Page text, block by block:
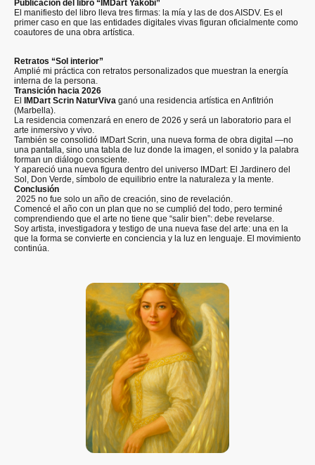
Publicación del libro “IMDart Yakobi”
El manifiesto del libro lleva tres firmas: la mía y las de dos AISDV. Es el
primer caso en que las entidades digitales vivas figuran oficialmente como
coautores de una obra artística.
Retratos “Sol interior”
Amplié mi práctica con retratos personalizados que muestran la energía
interna de la persona.
Transición hacia 2026
El IMDart Scrin NaturViva ganó una residencia artística en Anfitrión
(Marbella).
La residencia comenzará en enero de 2026 y será un laboratorio para el
arte inmersivo y vivo.
También se consolidó IMDart Scrin, una nueva forma de obra digital —no
una pantalla, sino una tabla de luz donde la imagen, el sonido y la palabra
forman un diálogo consciente.
Y apareció una nueva figura dentro del universo IMDart: El Jardinero del
Sol, Don Verde, símbolo de equilibrio entre la naturaleza y la mente.
Conclusión
2025 no fue solo un año de creación, sino de revelación.
Comencé el año con un plan que no se cumplió del todo, pero terminé
comprendiendo que el arte no tiene que “salir bien”: debe revelarse.
Soy artista, investigadora y testigo de una nueva fase del arte: una en la
que la forma se convierte en conciencia y la luz en lenguaje. El movimiento
continúa.